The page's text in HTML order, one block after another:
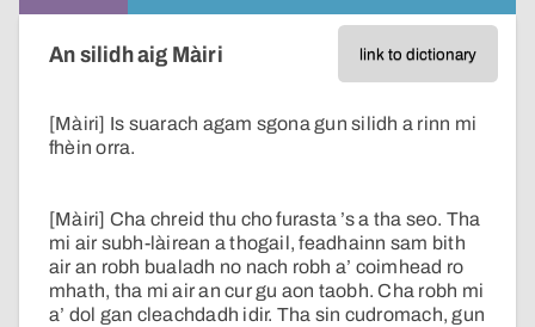
link to dictionary
An silidh aig Màiri
[Màiri] Is suarach agam sgona gun silidh a rinn mi
fhèin orra.
[Màiri] Cha chreid thu cho furasta ’s a tha seo. Tha
mi air subh-làirean a thogail, feadhainn sam bith
air an robh bualadh no nach robh a’ coimhead ro
mhath, tha mi air an cur gu aon taobh. Cha robh mi
a’ dol gan cleachdadh idir. Tha sin cudromach, gun